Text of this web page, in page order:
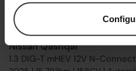
Nissan Qashqai
1.3 DIG-T mHEV 12V N-